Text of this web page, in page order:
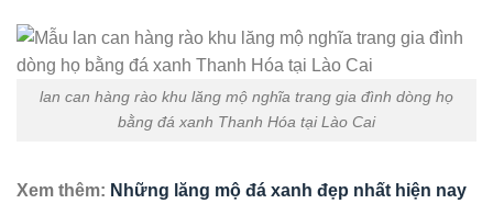
lan can hàng rào khu lăng mộ nghĩa trang gia đình dòng họ
bằng đá xanh Thanh Hóa tại Lào Cai
Xem thêm: Những lăng mộ đá xanh đẹp nhất hiện nay